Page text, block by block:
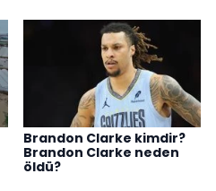
Brandon Clarke kimdir?
Brandon Clarke neden
öldü?